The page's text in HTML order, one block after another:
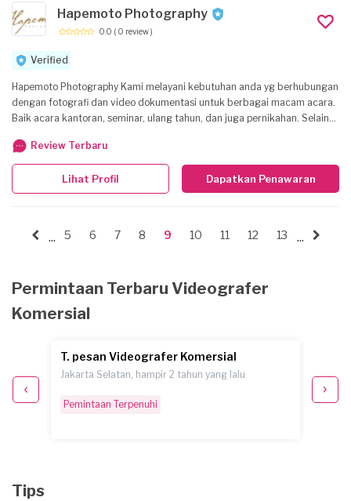
Hapemoto Photography
0.0 ( 0 review )
Verified
Hapemoto Photography Kami melayani kebutuhan anda yg berhubungan
dengan fotografi dan video dokumentasi untuk berbagai macam acara.
Baik acara kantoran, seminar, ulang tahun, dan juga pernikahan. Selain
fotografi lainnya seperti produk, prewedding, dll.
Review Terbaru
Dapatkan Penawaran
Lihat Profil
... 5 6 7 8 9 10 11 12 13 ...
Permintaan Terbaru Videografer
Komersial
T. pesan Videografer Komersial
Jakarta Selatan, hampir 2 tahun yang lalu
Pemintaan Terpenuhi
Paser,
Tips